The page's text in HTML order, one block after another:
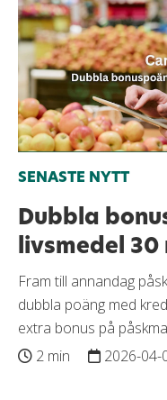
SENASTE NYTT
Dubbla
livsmedel 30
Fram till annandag
dubbla poäng med
extra bonus på
2 min
2026-04-